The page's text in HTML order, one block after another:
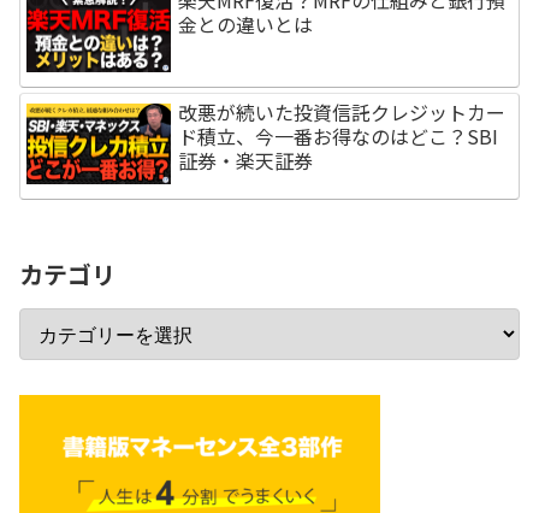
金との違いとは
改悪が続いた投資信託クレジットカー
ド積立、今一番お得なのはどこ？SBI
証券・楽天証券
カテゴリ